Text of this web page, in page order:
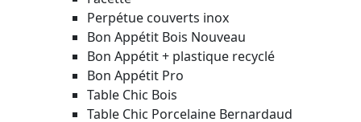
Perpétue couverts inox
Bon Appétit Bois Nouveau
Bon Appétit + plastique recyclé
Bon Appétit Pro
Table Chic Bois
Table Chic Porcelaine Bernardaud